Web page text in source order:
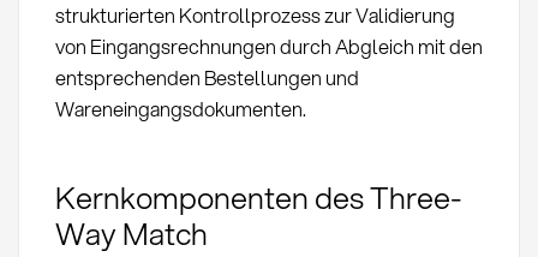
strukturierten Kontrollprozess zur Validierung
von Eingangsrechnungen durch Abgleich mit den
entsprechenden Bestellungen und
Wareneingangsdokumenten.
Kernkomponenten des Three-
Way Match